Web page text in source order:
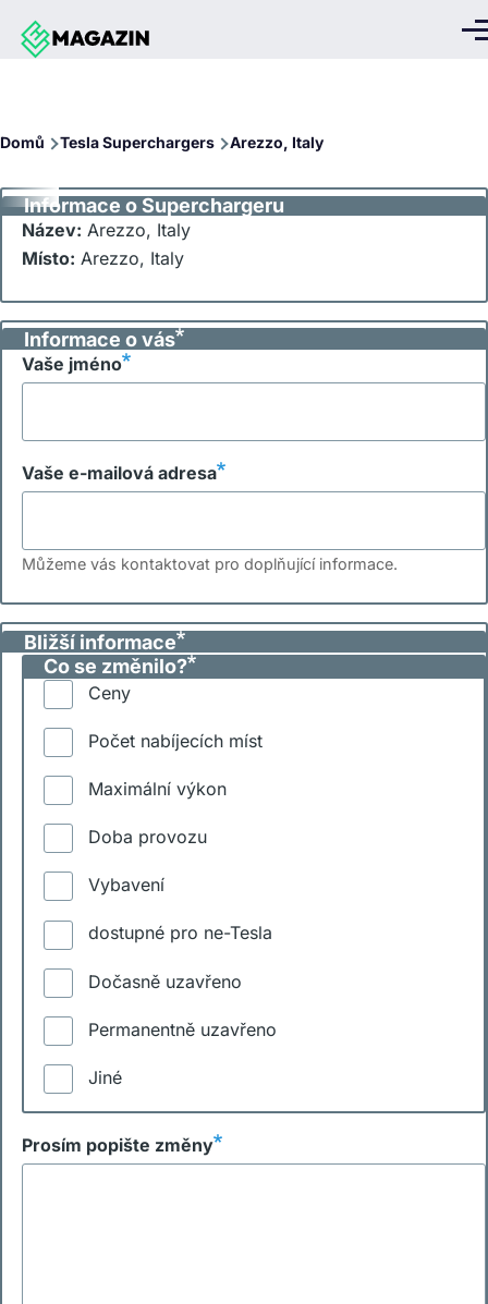
Přejít k hlavnímu obsahu
Domů Tesla Superchargers Arezzo, Italy
Informace o Superchargeru
Název: Arezzo, Italy
Místo: Arezzo, Italy
Informace o vás
Vaše jméno
Vaše e-mailová adresa
Můžeme vás kontaktovat pro doplňující informace.
Bližší informace
Co se změnilo?
Ceny
Počet nabíjecích míst
Maximální výkon
Doba provozu
Vybavení
dostupné pro ne-Tesla
Dočasně uzavřeno
Permanentně uzavřeno
Jiné
Prosím popište změny